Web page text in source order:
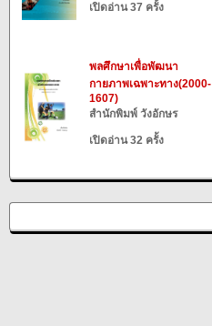
เปิดอ่าน 37 ครั้ง
พลศึกษาเพื่อพัฒนา
กายภาพเฉพาะทาง(2000-
1607)
สำนักพิมพ์ วังอักษร
เปิดอ่าน 32 ครั้ง